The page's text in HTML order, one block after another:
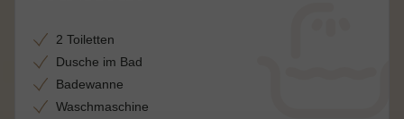
2 Toiletten
Dusche im Bad
Badewanne
Waschmaschine